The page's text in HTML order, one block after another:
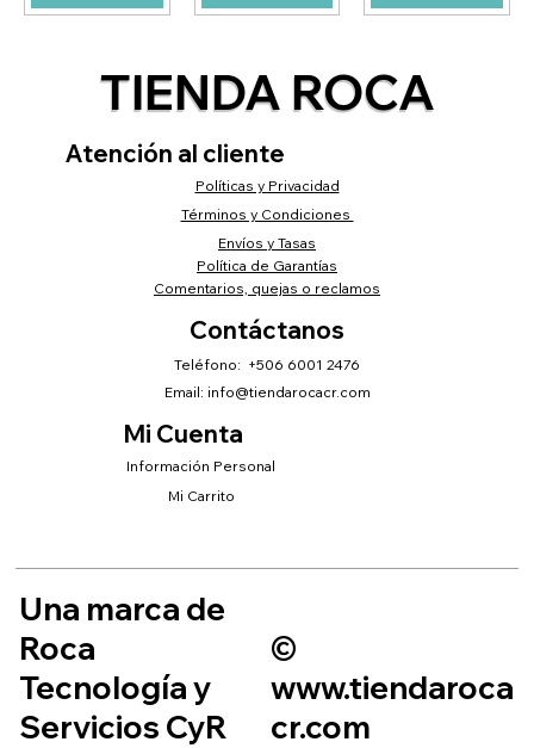
TIENDA ROCA
Atención al cliente
Políticas y Privacidad
Términos y Condiciones
Envíos y Tasas
Política de Garantías
Comentarios, quejas o reclamos
Mi Cuenta
Información Personal
Mi Carrito
Contáctanos
Teléfono: +506 6001 2476
Email: info@tiendarocacr.com
Una marca de
Roca
Tecnología y
Servicios CyR
©
www.tiendaroca
cr.com